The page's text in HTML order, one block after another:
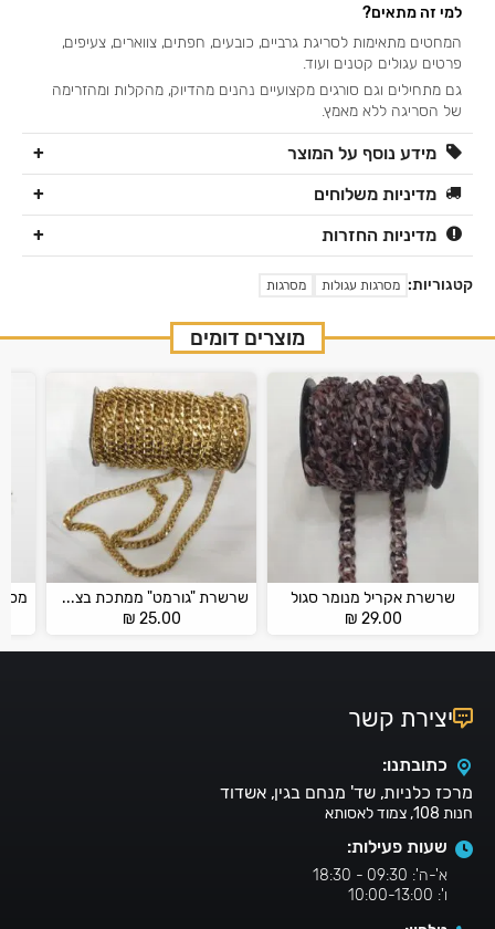
למי זה מתאים?
המחטים מתאימות לסריגת גרביים, כובעים, חפתים, צווארים, צעיפים,
פרטים עגולים קטנים ועוד.
גם מתחילים וגם סורגים מקצועיים נהנים מהדיוק, מהקלות ומהזרימה
של הסריגה ללא מאמץ.
מידע נוסף על המוצר
מדיניות משלוחים
מדיניות החזרות
קטגוריות: מסרגות עגולות מסרגות
מוצרים דומים
שרשרת אקריל מנומר סגול
₪ 29.00
שרשרת "גורמט" ממתכת בצבע זהב
₪ 25.00
יצירת קשר
כתובתנו:
מרכז כלניות, שד' מנחם בגין, אשדוד
חנות 108, צמוד לאסותא
שעות פעילות:
א'-ה': 09:30 - 18:30
ו': 10:00-13:00